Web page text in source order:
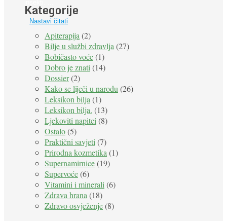
Nastavi čitati
Kategorije
Apiterapija (2)
Bilje u službi zdravlja (27)
Bobičasto voće(1)
Dobro je znati (14)
Dossier(2)
Kako se liječi u narodu (26)
Leksikon bilja (1)
Leksikon bilja. (13)
Ljekoviti napitci (8)
Ostalo(5)
Praktični savjeti (7)
Prirodna kozmetika (1)
Supernamirnice(19)
Supervoće(6)
Vitamini i minerali (6)
Zdrava hrana (18)
Zdravo osvježenje(8)